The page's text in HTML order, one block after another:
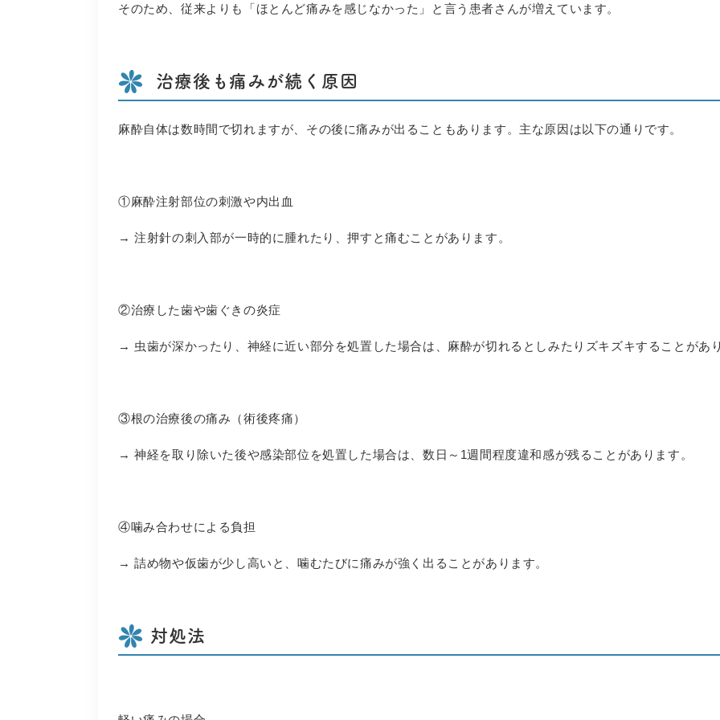
そのため、従来よりも「ほとんど痛みを感じなかった」と言う患者さんが増えています。
治療後も痛みが続く原因
麻酔自体は数時間で切れますが、その後に痛みが出ることもあります。主な原因は以下の通りです。
①麻酔注射部位の刺激や内出血
→ 注射針の刺入部が一時的に腫れたり、押すと痛むことがあります。
②治療した歯や歯ぐきの炎症
→ 虫歯が深かったり、神経に近い部分を処置した場合は、麻酔が切れるとしみたりズキズキすることがあ
③根の治療後の痛み（術後疼痛）
→ 神経を取り除いた後や感染部位を処置した場合は、数日～ 1週間程度違和感が残ることがあります。
④噛み合わせによる負担
→ 詰め物や仮歯が少し高いと、噛むたびに痛みが強く出ることがあります。
対処法